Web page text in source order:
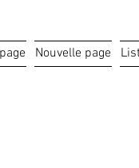
Nouvelle page